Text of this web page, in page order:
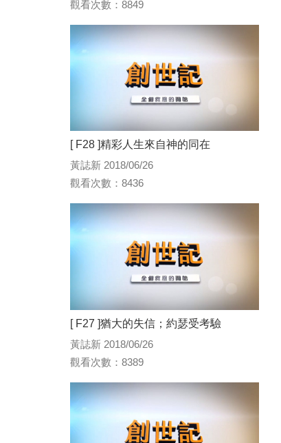
觀看次數：8849
[ F28 ]精彩人生來自神的同在
黃誌新 2018/06/26
觀看次數：8436
[ F27 ]猶大的失信；約瑟受考驗
黃誌新 2018/06/26
觀看次數：8389